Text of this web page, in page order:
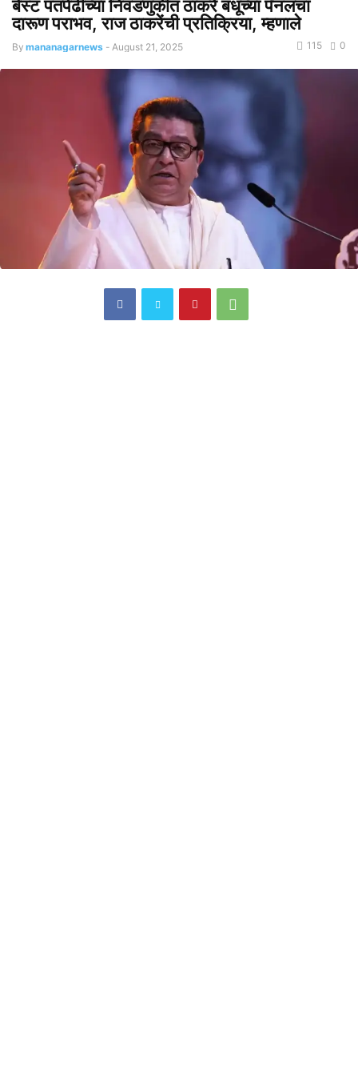
बेस्ट पतपेढीच्या निवडणुकीत ठाकरे बंधूंच्या पॅनलचा
दारूण पराभव, राज ठाकरेंची प्रतिक्रिया, म्हणाले
By mananagarnews - August 21, 2025 0
115